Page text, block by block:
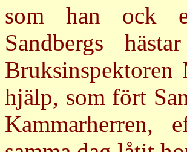
som han ock
Sandbergs
hjälp, som fört
Kammarherren,